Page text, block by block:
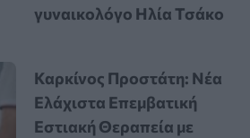
γυναικολόγο Ηλία Τσάκο
Καρκίνος Προστάτη: Νέα
Ελάχιστα Επεμβατική
Εστιακή Θεραπεία με